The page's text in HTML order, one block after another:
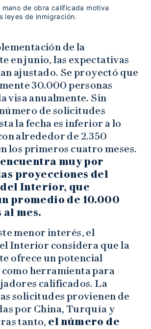
mano de obra calificada motiva
leyes de inmigración.
de la
en junio, las expectativas
ajustado. Se proyectó que
30.000 personas
visa anualmente. Sin
de solicitudes
la fecha es inferior a lo
alrededor de 2.350
los primeros cuatro meses.
muy por
proyecciones del
Interior, que
promedio de 10.000
mes.
menor interés, el
Interior considera que la
ofrece un potencial
herramienta para
calificados. La
solicitudes provienen de
por China, Turquía y
tanto, el número de